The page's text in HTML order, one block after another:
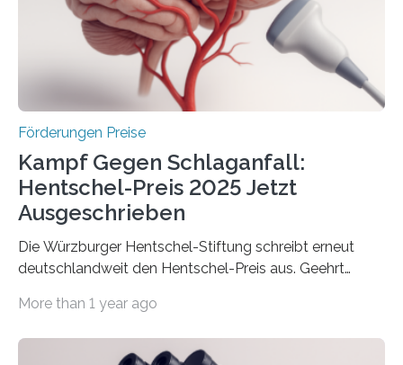
Innovationstag Mittelstand 2025 am 5. Juni 2025 in
Berlin überbrachte das Bundesministerium für
Wirtschaft und Energie eine gute Nachricht:
Überplanmäßige Verpflichtungsermächtigungen in
Förderungen Preise
Kampf Gegen Schlaganfall:
Hentschel-Preis 2025 Jetzt
Ausgeschrieben
Die Würzburger Hentschel-Stiftung schreibt erneut
deutschlandweit den Hentschel-Preis aus. Geehrt
hochrangige wissenschaftliche Publikation zum Thema
Schlaganfall“ mit Sitz in Würzburg fördert die
More than 1 year ago